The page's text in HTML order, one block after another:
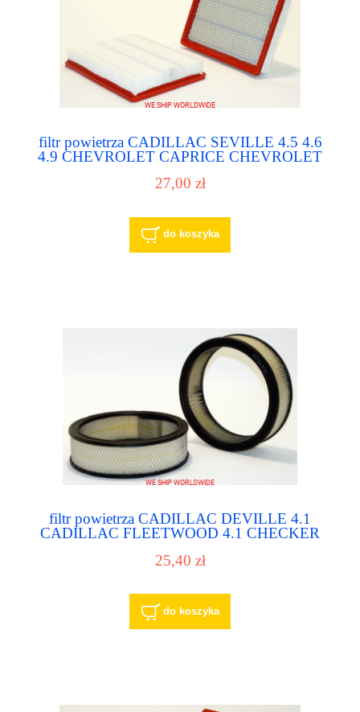
filtr powietrza CADILLAC SEVILLE 4.5 4.6
4.9 CHEVROLET CAPRICE CHEVROLET
27,00 zł
do koszyka
filtr powietrza CADILLAC DEVILLE 4.1
CADILLAC FLEETWOOD 4.1 CHECKER
25,40 zł
do koszyka